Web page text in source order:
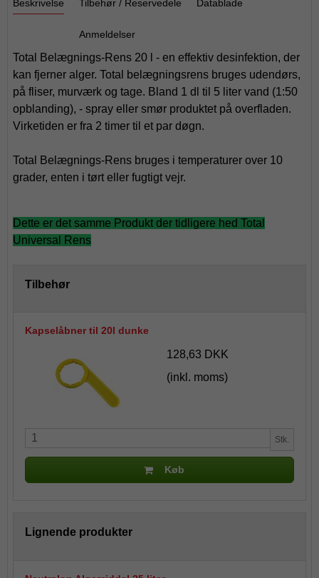
Beskrivelse Tilbehør / Reservedele Datablade
Anmeldelser
Total Belægnings-Rens 20 l - en effektiv desinfektion, der
kan fjerner alger. Total belægningsrens bruges udendørs,
på fliser, murværk og tage. Bland 1 dl til 5 liter vand (1:50
opblanding), - spray eller smør produktet på overfladen.
Virketiden er fra 2 timer til et par døgn.
Total Belægnings-Rens bruges i temperaturer over 10
grader, enten i tørt eller fugtigt vejr.
Dette er det samme Produkt der tidligere hed Total
Universal Rens
Tilbehør
Kapselåbner til 20l dunke
128,63 DKK
(inkl. moms)
Stk.
Køb
Lignende produkter